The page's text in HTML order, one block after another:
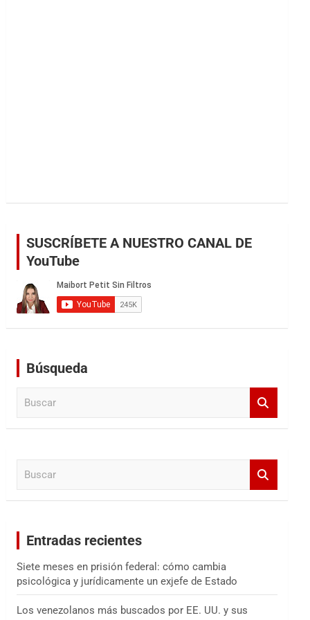
SUSCRÍBETE A NUESTRO CANAL DE
YouTube
Búsqueda
Entradas recientes
Siete meses en prisión federal: cómo cambia
psicológica y jurídicamente un exjefe de Estado
Los venezolanos más buscados por EE. UU. y sus